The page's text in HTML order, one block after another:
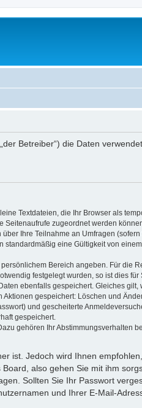
Betreiber“) die Daten
Textdateien, die Ihr Browser als
zugeordnet werden
Ihre Teilnahme an Umfragen
eine Gültigkeit von
Bereich angeben. Für die
festgelegt wurden, so ist dies für
ebenfalls gespeichert. Gleiches
gespeichert: Löschen und
und gescheiterte
gespeichert.
gehören Ihr Abstimmungsverhalten
ist. Jedoch wird Ihnen
also gehen Sie mit ihm
Sollten Sie Ihr Passwort
und Ihrer E-Mail-